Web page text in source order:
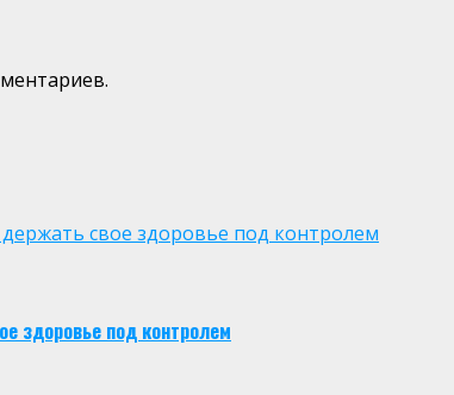
свое здоровье под контролем
здоровье под контролем